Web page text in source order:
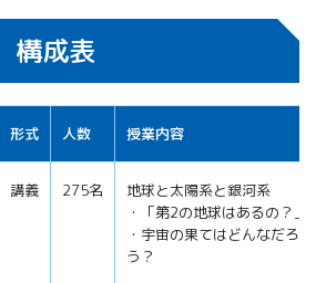
構成表
形式 人数 授業内容
講義 275名
地球と太陽系と銀河系
・「第2の地球はあるの？」
・宇宙の果てはどんなだろ
う？